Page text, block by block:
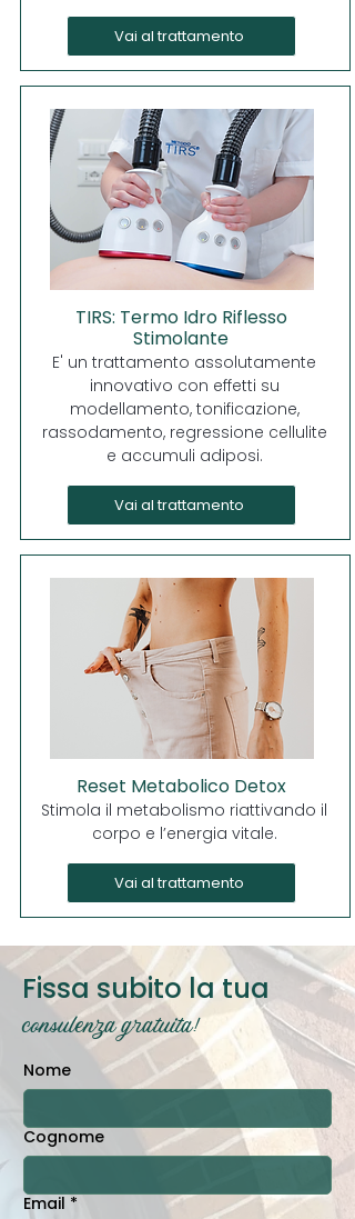
Vai al trattamento
TIRS: Termo Idro Riflesso
Stimolante
E' un trattamento assolutamente
innovativo con effetti su
modellamento, tonificazione,
rassodamento, regressione cellulite
e accumuli adiposi.
Vai al trattamento
Reset Metabolico Detox
Stimola il metabolismo riattivando il
corpo e l’energia vitale.
Vai al trattamento
Fissa subito la tua
consulenza gratuita!
Nome
Cognome
Email *